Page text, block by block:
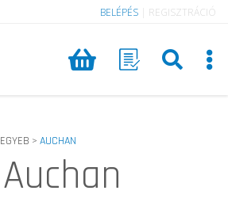
BELÉPÉS REGISZTRÁCIÓ
EGYEB >AUCHAN
Auchan